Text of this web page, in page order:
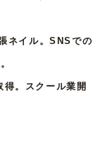
ネイル。SNSでの
。 スクール業開